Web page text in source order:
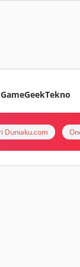
GameGeekTekno
Duniaku.com